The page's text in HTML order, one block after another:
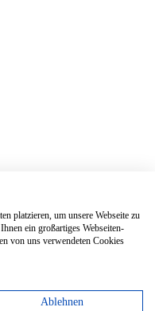
platzieren, um unsere Webseite zu
ein großartiges Webseiten-
von uns verwendeten Cookies
Ablehnen